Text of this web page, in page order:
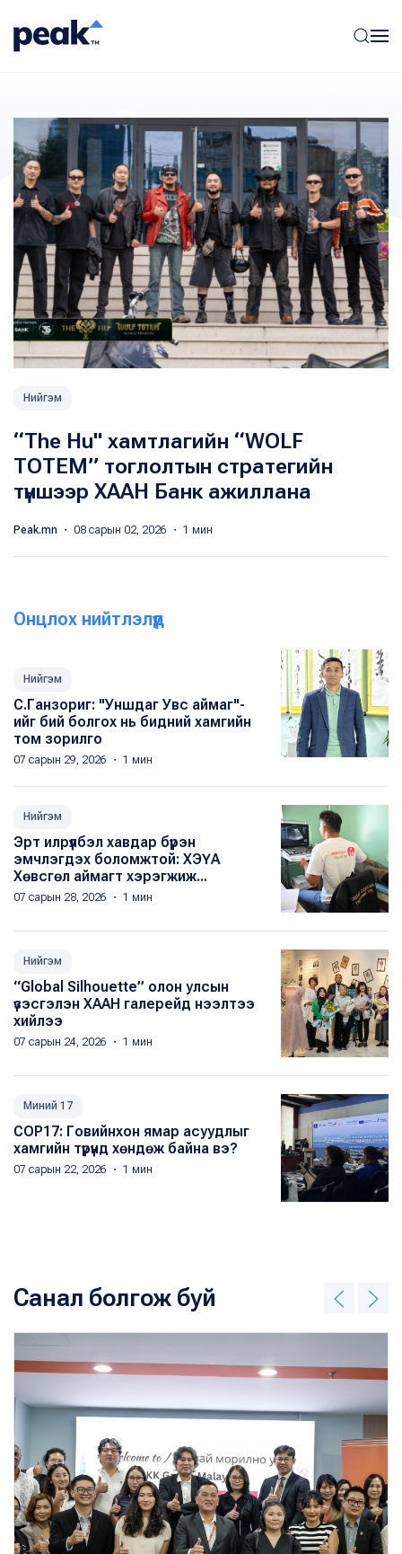
Нийгэм
“The Hu" хамтлагийн “WOLF
TOTEM” тоглолтын стратегийн
түншээр ХААН Банк ажиллана
Peak.mn ・ 08 сарын 02, 2026 ・ 1 мин
Онцлох нийтлэлүүд
Нийгэм
С.Ганзориг: "Уншдаг Увс аймаг"-
ийг бий болгох нь бидний хамгийн
том зорилго
07 сарын 29, 2026 ・ 1 мин
Нийгэм
Эрт илрүүлбэл хавдар бүрэн
эмчлэгдэх боломжтой: ХЭҮА​
Хөвсгөл аймагт хэрэгжиж...
07 сарын 28, 2026 ・ 1 мин
Нийгэм
“Global Silhouette” олон улсын
үзэсгэлэн ХААН галерейд нээлтээ
хийлээ
07 сарын 24, 2026 ・ 1 мин
Миний 17
COP17: Говийнхон ямар асуудлыг
хамгийн түрүүнд хөндөж байна вэ?
07 сарын 22, 2026 ・ 1 мин
Санал болгож буй